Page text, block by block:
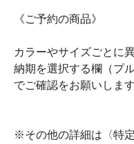
《ご予約の商品》
カラーやサイズごとに
納期を選択する欄（プ
でご確認をお願いします
※その他の詳細は〈特